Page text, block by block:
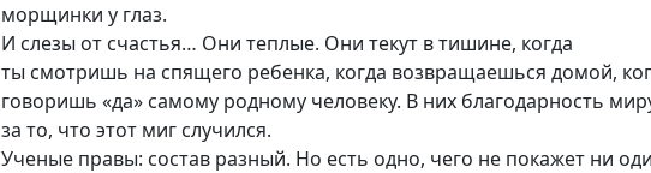
морщинки у глаз.
И слезы от счастья… Они теплые. Они текут в тишине, когда
ты смотришь на спящего ребенка, когда возвращаешься домой,
говоришь «да» самому родному человеку. В них благодарность
за то, что этот миг случился.
Ученые правы: состав разный. Но есть одно, чего не покажет ни